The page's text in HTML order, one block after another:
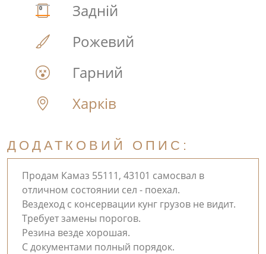
Задній
Рожевий
Гарний
Харків
ДОДАТКОВИЙ ОПИС:
Продам Камаз 55111, 43101 самосвал в
отличном состоянии сел - поехал.
Вездеход с консервации кунг грузов не видит.
Требует замены порогов.
Резина везде хорошая.
С документами полный порядок.